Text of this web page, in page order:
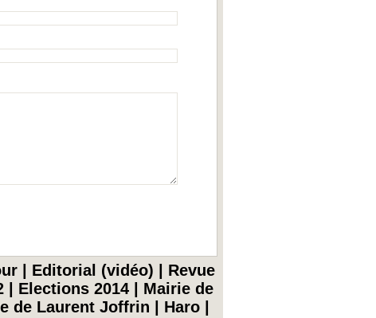
Editorial (vidéo)
Revue
Elections 2014
Mairie de
de Laurent Joffrin Haro